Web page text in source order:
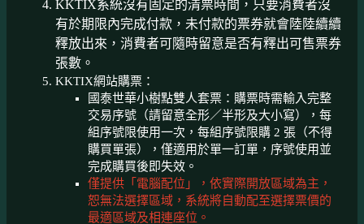
KKTIX系統沒有固定的清票時間，只要消費者沒
有於期限內完成付款，未付款的票券就會陸陸續續
釋放出來，消費者可隨時留意是否有釋出可售票券
張數。
KKTIX網站購票：
國泰世華小樹點雙人套票：購票時需輸入完整
交易序號（請留意全形／半形及大小寫），每
組序號限使用一次，每組序號限購 2 張（不得
購買單張），僅適用於單一訂單，序號使用並
完成購買後即失效。
僅提供「電腦配位」，依實際開放區域為主，
恕無法選擇區域，系統將自動配至選擇票價的
最適區域及相連座位。